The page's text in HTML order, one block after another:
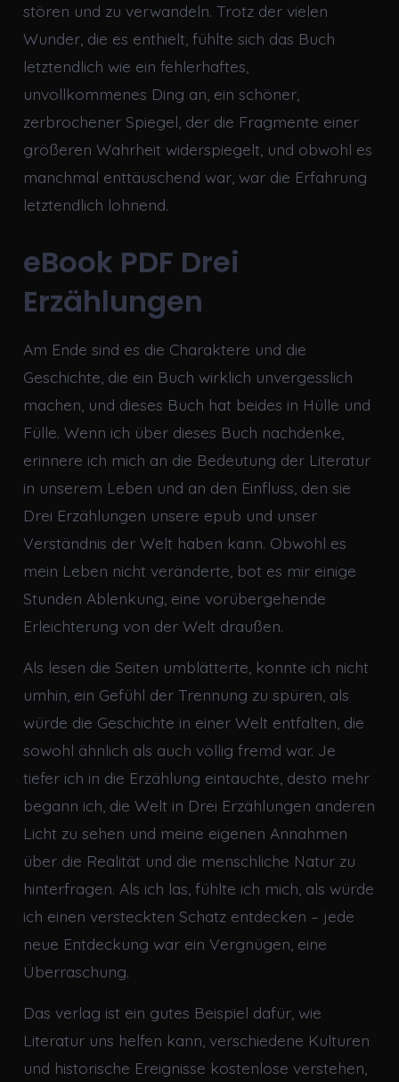
stören und zu verwandeln. Trotz der vielen
Wunder, die es enthielt, fühlte sich das Buch
letztendlich wie ein fehlerhaftes,
unvollkommenes Ding an, ein schöner,
zerbrochener Spiegel, der die Fragmente einer
größeren Wahrheit widerspiegelt, und obwohl es
manchmal enttäuschend war, war die Erfahrung
letztendlich lohnend.
eBook PDF Drei
Erzählungen
Am Ende sind es die Charaktere und die
Geschichte, die ein Buch wirklich unvergesslich
machen, und dieses Buch hat beides in Hülle und
Fülle. Wenn ich über dieses Buch nachdenke,
erinnere ich mich an die Bedeutung der Literatur
in unserem Leben und an den Einfluss, den sie
Drei Erzählungen unsere epub und unser
Verständnis der Welt haben kann. Obwohl es
mein Leben nicht veränderte, bot es mir einige
Stunden Ablenkung, eine vorübergehende
Erleichterung von der Welt draußen.
Als lesen die Seiten umblätterte, konnte ich nicht
umhin, ein Gefühl der Trennung zu spüren, als
würde die Geschichte in einer Welt entfalten, die
sowohl ähnlich als auch völlig fremd war. Je
tiefer ich in die Erzählung eintauchte, desto mehr
begann ich, die Welt in Drei Erzählungen anderen
Licht zu sehen und meine eigenen Annahmen
über die Realität und die menschliche Natur zu
hinterfragen. Als ich las, fühlte ich mich, als würde
ich einen versteckten Schatz entdecken – jede
neue Entdeckung war ein Vergnügen, eine
Überraschung.
Das verlag ist ein gutes Beispiel dafür, wie
Literatur uns helfen kann, verschiedene Kulturen
und historische Ereignisse kostenlose verstehen,